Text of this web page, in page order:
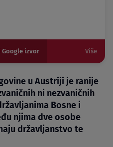
Google izvor Više
u Austriji je ranije
ni nezvaničnih
Bosne i
njima dve osobe
državljanstvo te